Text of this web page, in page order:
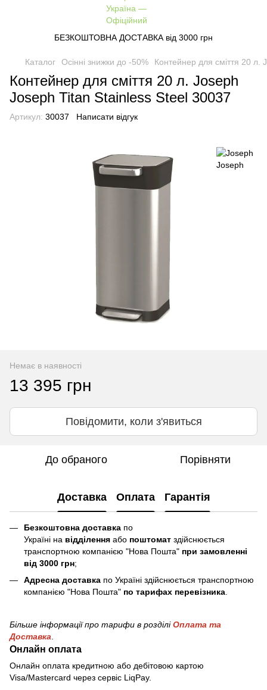
БЕЗКОШТОВНА ДОСТАВКА від 3000 грн
Каталог Осінні знижки до -50% Контейнер для сміття 20
Контейнер для сміття 20 л. Joseph
Joseph Titan Stainless Steel 30037
Артикул: 30037 Написати відгук
Немає в наявності
13 395 грн
Повідомити, коли з'явиться
До обраного Порівняти
Доставка Оплата Гарантія
Безкоштовна доставка по
Україні на відділення або поштомат здійснюється
транспортною компанією "Нова Пошта" при замовленні
від 3000 грн;
Адресна доставка по Україні здійснюється транспортною
компанією "Нова Пошта" по тарифах перевізника
Більше інформації про тарифи в розділіОплата та
Доставка.
Онлайн оплата
Онлайн оплата кредитною або дебітовою картою
Visa/Mastercard через сервіс LiqPay.